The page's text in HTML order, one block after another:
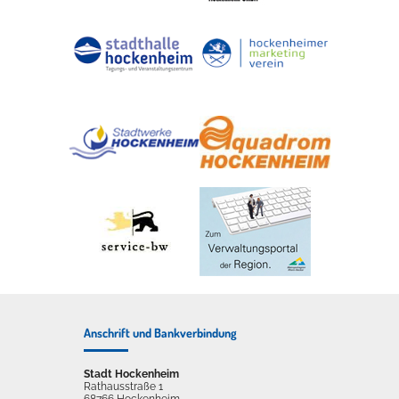
Anschrift und Bankverbindung
Stadt Hockenheim
Rathausstraße 1